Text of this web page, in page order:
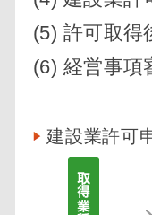
(5) 許可取得
(6) 経営事項
建設業許可